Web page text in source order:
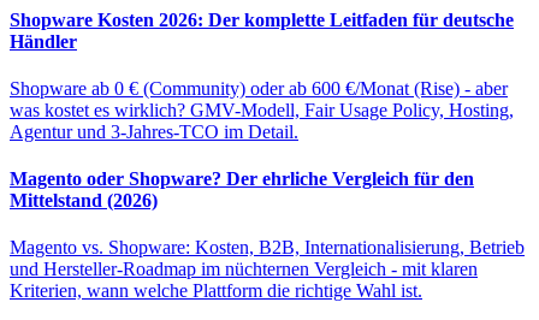
Shopware Kosten 2026: Der komplette Leitfaden für deutsche
Händler
Shopware ab 0 € (Community) oder ab 600 €/Monat (Rise) - aber
was kostet es wirklich? GMV-Modell, Fair Usage Policy, Hosting,
Agentur und 3-Jahres-TCO im Detail.
Magento oder Shopware? Der ehrliche Vergleich für den
Mittelstand (2026)
Magento vs. Shopware: Kosten, B2B, Internationalisierung, Betrieb
und Hersteller-Roadmap im nüchternen Vergleich - mit klaren
Kriterien, wann welche Plattform die richtige Wahl ist.